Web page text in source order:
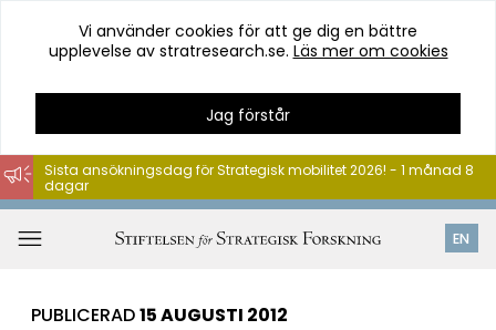
Hoppa
till
innehåll
Vi använder cookies för att ge dig en bättre
upplevelse av stratresearch.se. Läs mer om cookies
Jag förstår
EN
Sista ansökningsdag för Strategisk mobilitet 2026! - 1 månad 8
dagar
PUBLICERAD15 AUGUSTI 2012